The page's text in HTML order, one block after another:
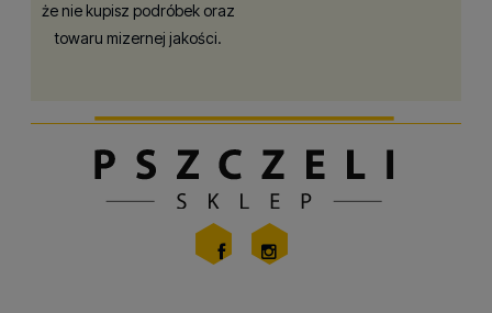
że nie kupisz podróbek oraz
towaru mizernej jakości.